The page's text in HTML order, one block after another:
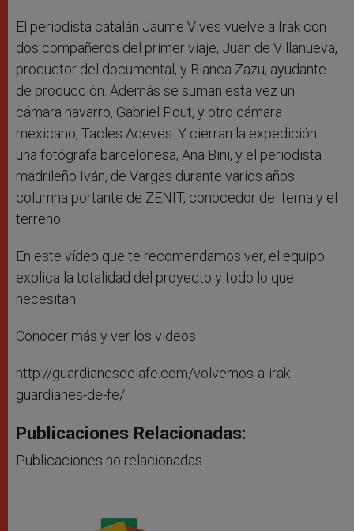
El periodista catalán Jaume Vives vuelve a Irak con
dos compañeros del primer viaje, Juan de Villanueva,
productor del documental, y Blanca Zazu, ayudante
de producción. Además se suman esta vez un
cámara navarro, Gabriel Pout, y otro cámara
mexicano, Tacles Aceves. Y cierran la expedición
una fotógrafa barcelonesa, Ana Bini, y el periodista
madrileño Iván, de Vargas durante varios años
columna portante de ZENIT, conocedor del tema y el
terreno.
En este vídeo que te recomendamos ver, el equipo
explica la totalidad del proyecto y todo lo que
necesitan.
Conocer más y ver los videos
http://guardianesdelafe.com/volvemos-a-irak-
guardianes-de-fe/
Publicaciones Relacionadas:
Publicaciones no relacionadas.